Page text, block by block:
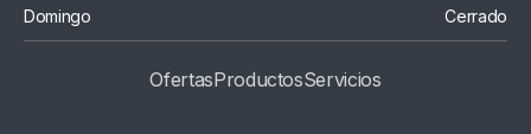
Domingo Cerrado
OfertasProductosSErvicios